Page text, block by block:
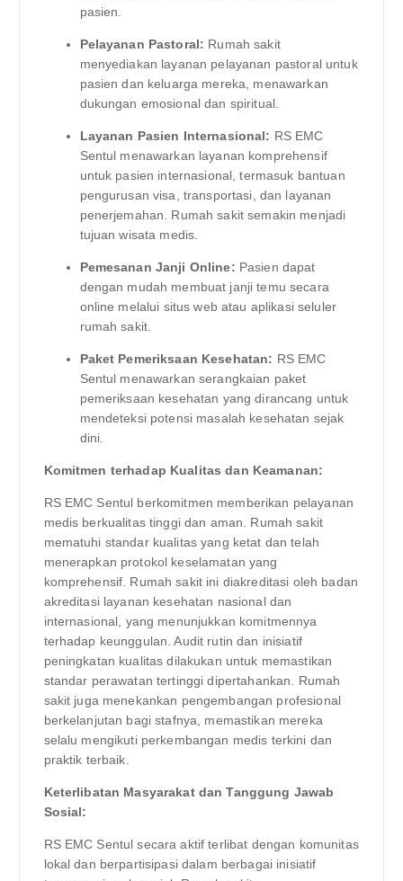
pasien.
Pelayanan Pastoral: Rumah sakit
menyediakan layanan pelayanan pastoral untuk
pasien dan keluarga mereka, menawarkan
dukungan emosional dan spiritual.
Layanan Pasien Internasional: RS EMC
Sentul menawarkan layanan komprehensif
untuk pasien internasional, termasuk bantuan
pengurusan visa, transportasi, dan layanan
penerjemahan. Rumah sakit semakin menjadi
tujuan wisata medis.
Pemesanan Janji Online: Pasien dapat
dengan mudah membuat janji temu secara
online melalui situs web atau aplikasi seluler
rumah sakit.
Paket Pemeriksaan Kesehatan: RS EMC
Sentul menawarkan serangkaian paket
pemeriksaan kesehatan yang dirancang untuk
mendeteksi potensi masalah kesehatan sejak
dini.
Komitmen terhadap Kualitas dan Keamanan:
RS EMC Sentul berkomitmen memberikan pelayanan
medis berkualitas tinggi dan aman. Rumah sakit
mematuhi standar kualitas yang ketat dan telah
menerapkan protokol keselamatan yang
komprehensif. Rumah sakit ini diakreditasi oleh badan
akreditasi layanan kesehatan nasional dan
internasional, yang menunjukkan komitmennya
terhadap keunggulan. Audit rutin dan inisiatif
peningkatan kualitas dilakukan untuk memastikan
standar perawatan tertinggi dipertahankan. Rumah
sakit juga menekankan pengembangan profesional
berkelanjutan bagi stafnya, memastikan mereka
selalu mengikuti perkembangan medis terkini dan
praktik terbaik.
Keterlibatan Masyarakat dan Tanggung Jawab
Sosial:
RS EMC Sentul secara aktif terlibat dengan komunitas
lokal dan berpartisipasi dalam berbagai inisiatif